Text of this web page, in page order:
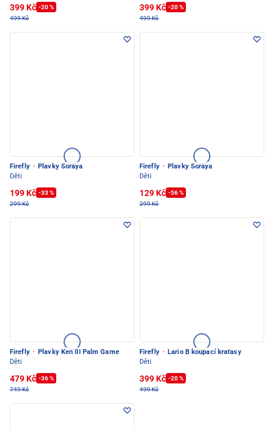
399 Kč -20 %
499 Kč
399 Kč -20 %
499 Kč
Firefly · Plavky Soraya
Děti
199 Kč -33 %
299 Kč
Firefly · Plavky Soraya
Děti
129 Kč -56 %
299 Kč
Firefly · Plavky Ken III Palm Game
Děti
479 Kč -36 %
749 Kč
Firefly · Lario B koupací kraťasy
Děti
399 Kč -20 %
499 Kč